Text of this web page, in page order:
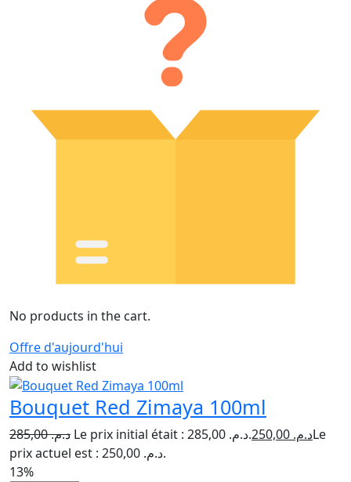
No products in the cart.
Offre d'aujourd'hui
Add to wishlist
Bouquet Red Zimaya 100ml
د.م.285,00 Le prix initial était : د.م. 285,00. د.م.Le
prix actuel est : د.م. 250,00.
13%